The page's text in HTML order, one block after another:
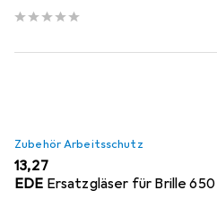
Zubehör Arbeitsschutz
EUR
13,27
EDE Ersatzgläser für Brille 650